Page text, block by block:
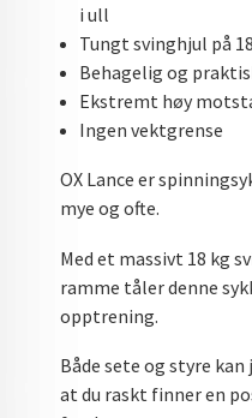
i ull
Tungt svinghjul på
Behagelig og
Ekstremt høy
Ingen vektgrense
OX Lance er
mye og ofte.
Med et massivt 18 kg
ramme tåler denne
opptrening.
Både sete og styre
at du raskt finner en